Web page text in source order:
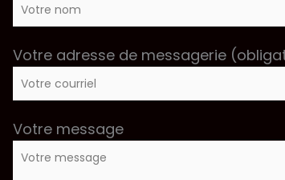
Votre adresse de messagerie
Votre message